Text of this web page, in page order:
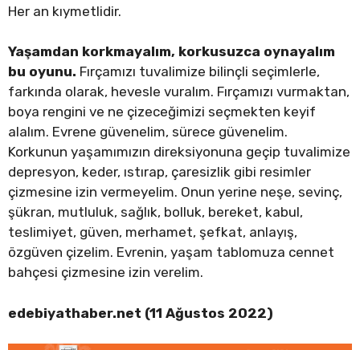
Her an kıymetlidir.
Yaşamdan korkmayalım, korkusuzca oynayalım
bu oyunu. Fırçamızı tuvalimize bilinçli seçimlerle,
farkında olarak, hevesle vuralım. Fırçamızı vurmaktan,
boya rengini ve ne çizeceğimizi seçmekten keyif
alalım. Evrene güvenelim, sürece güvenelim.
Korkunun yaşamımızın direksiyonuna geçip tuvalimize
depresyon, keder, ıstırap, çaresizlik gibi resimler
çizmesine izin vermeyelim. Onun yerine neşe, sevinç,
şükran, mutluluk, sağlık, bolluk, bereket, kabul,
teslimiyet, güven, merhamet, şefkat, anlayış,
özgüven çizelim. Evrenin, yaşam tablomuza cennet
bahçesi çizmesine izin verelim.
edebiyathaber.net (11 Ağustos 2022)